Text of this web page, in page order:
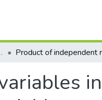
10 (2009)